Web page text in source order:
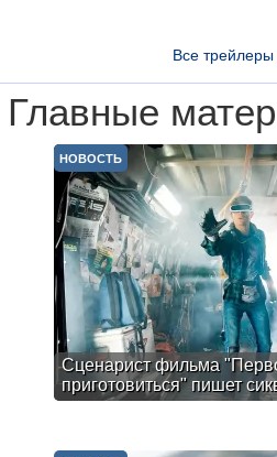
Все
Главные
Сценарист фильма
приготовиться" пишет
НОВОСТЬ